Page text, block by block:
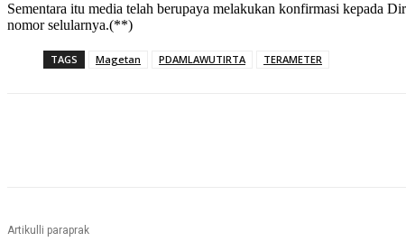
Sementara itu media telah berupaya melakukan konfirmasi kepada
nomor selularnya.(**)
TAGS Magetan PDAMLAWUTIRTA TERAMETER
Artikulli paraprak